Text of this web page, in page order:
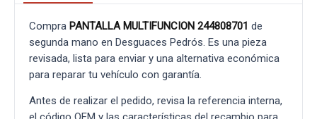
Compra PANTALLA MULTIFUNCION 244808701 de
segunda mano en Desguaces Pedrós. Es una pieza
revisada, lista para enviar y una alternativa económica
para reparar tu vehículo con garantía.
Antes de realizar el pedido, revisa la referencia interna,